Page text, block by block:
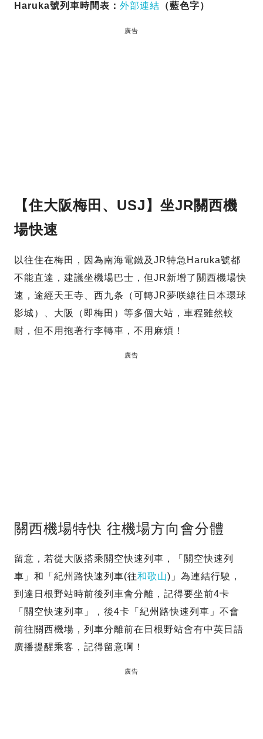
Haruka號列車時間表： 外部連結 （藍色字）
廣告
【住大阪梅田、USJ】坐JR關西機
場快速
以往住在梅田，因為南海電鐵及JR特急Haruka號都
不能直達，建議坐機場巴士，但JR新增了關西機場快
速，途經天王寺、西九条（可轉JR夢咲線往日本環球
影城）、大阪（即梅田）等多個大站，車程雖然較
耐，但不用拖著行李轉車，不用麻煩！
廣告
關西機場特快 往機場方向會分體
留意，若從大阪搭乘關空快速列車，「關空快速列
車」和「紀州路快速列車(往和歌山)」為連結行駛，
到達日根野站時前後列車會分離，記得要坐前4卡
「關空快速列車」，後4卡「紀州路快速列車」不會
前往關西機場，列車分離前在日根野站會有中英日語
廣播提醒乘客，記得留意啊！
廣告